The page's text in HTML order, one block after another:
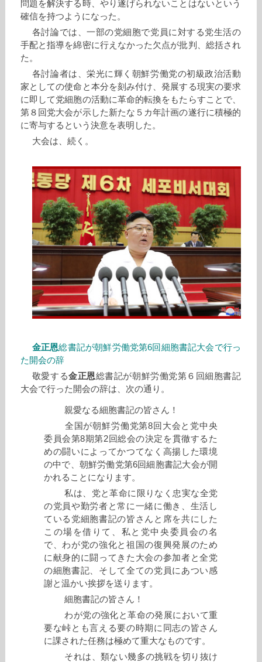
問題を解決する時、やり遂げられないことはないという
確信を持つようになった。
各討論では、一部の党細胞で党員に対する党生活の
手配と指導を綿密に行えなかった欠点が批判、総括され
た。
各討論者は、栄光に輝く朝鮮労働党の初級政治活動
家としての使命と本分を刻み付け、発展する現実の要求
に即して党細胞の活動に革命的転換をもたらすことで、
第８回党大会が示した新たな５カ年計画の遂行に積極的
に寄与するという決意を表明した。
大会は、続く。
金正恩総書記が朝鮮労働党第6回細胞書記大会で行っ
た開会の辞
敬愛する金正恩総書記が朝鮮労働党第６回細胞書記
大会で行った開会の辞は、次の通り。
親愛なる細胞書記の皆さん！
全国が朝鮮労働党第8回大会と党中央
委員会第8期第2回総会の決定を貫徹するた
めの闘いによってかつてなく高揚した環境
の中で、朝鮮労働党第6回細胞書記大会が開
かれることになります。
私は、党と革命に限りなく忠実な全党
の党員や勤労者と常に一緒に働き、生活し
ている党細胞書記の皆さんと席を共にした
この場を借りて、私と党中央委員会の名
で、わが党の強化と祖国の復興発展のため
に献身的に闘ってきた大会の参加者と全党
の細胞書記、そして全ての党員にあつい感
謝と温かい挨拶を送ります。
細胞書記の皆さん！
わが党の強化と革命の発展において重
要な峠とも言える要の時期に同志の皆さん
に課された任務は極めて重大なものです。
それは、類ない幾多の挑戦を切り抜け